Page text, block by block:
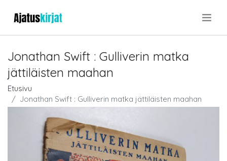
Jonathan Swift : Gulliverin matka
jättiläisten maahan
Etusivu
Jonathan Swift : Gulliverin matka jättiläisten maahan